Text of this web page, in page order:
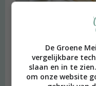
De Groene
vergelijkbare
slaan en in te
om onze website